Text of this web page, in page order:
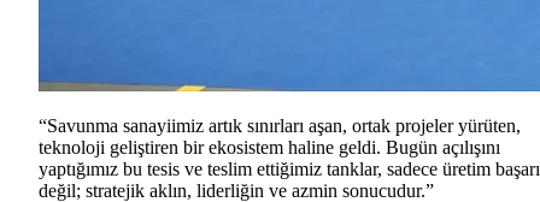
“Savunma sanayiimiz artık sınırları aşan, ortak projeler yürüten,
teknoloji geliştiren bir ekosistem haline geldi. Bugün açılışını
yaptığımız bu tesis ve teslim ettiğimiz tanklar, sadece üretim
değil; stratejik aklın, liderliğin ve azmin sonucudur.”